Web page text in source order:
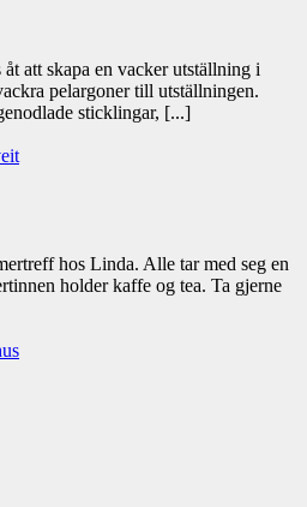
att skapa en vacker utställning i
pelargoner till utställningen.
sticklingar, [...]
hos Linda. Alle tar med seg en
holder kaffe og tea. Ta gjerne